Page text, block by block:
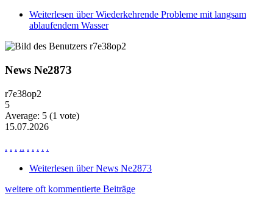
Weiterlesen über Wiederkehrende Probleme mit langsam
ablaufendem Wasser
News Ne2873
r7e38op2
5
Average: 5 (1 vote)
15.07.2026
. . . .. . . . . .
Weiterlesen über News Ne2873
weitere oft kommentierte Beiträge